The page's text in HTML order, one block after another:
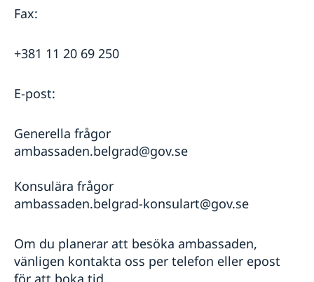
Fax:
+381 11 20 69 250
E-post:
Generella frågor
ambassaden.belgrad@gov.se
Konsulära frågor
ambassaden.belgrad-konsulart@gov.se
Om du planerar att besöka ambassaden,
vänligen kontakta oss per telefon eller epost
för att boka tid.